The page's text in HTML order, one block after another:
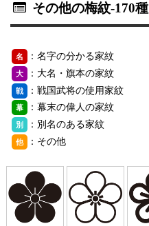
その他の梅紋-170種
名 ：名字の分かる家紋
大 ：大名・旗本の家紋
戦 ：戦国武将の使用家紋
幕 ：幕末の偉人の家紋
別 ：別名のある家紋
他 ：その他